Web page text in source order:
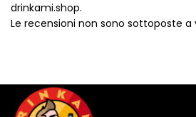
drinkami.shop.
Le recensioni non sono sottoposte a